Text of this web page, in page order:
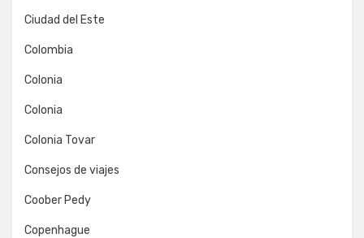
Ciudad del Este
Colombia
Colonia
Colonia
Colonia Tovar
Consejos de viajes
Coober Pedy
Copenhague